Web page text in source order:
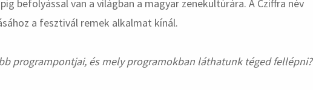
befolyással van a világban a magyar zenekultúrára. A Cziffra név
a fesztivál remek alkalmat kínál.
programpontjai, és mely programokban láthatunk téged fellépni?